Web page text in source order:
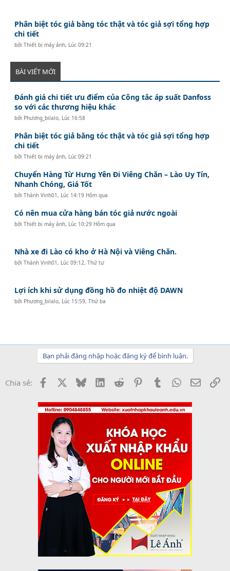
Phân biệt tóc giả bằng tóc thật và tóc giả sợi tổng hợp
chi tiết
bởiThiết bị máy ảnh, Lúc 09:21
BÀI VIẾT MỚI
Đánh giá chi tiết ưu điểm của Công tắc áp suất Danfoss
so với các thương hiệu khác
bởi Phương_bilalo, Lúc 16:58
Phân biệt tóc giả bằng tóc thật và tóc giả sợi tổng hợp
chi tiết
bởiThiết bị máy ảnh, Lúc 09:21
Chuyển Hàng Từ Hưng Yên Đi Viêng Chăn – Lào Uy Tín,
Nhanh Chóng, Giá Tốt
bởiThành Vinh01 , Lúc 14:19 Hôm qua
Có nên mua cửa hàng bán tóc giả nước ngoài
bởiThiết bị máy ảnh, Lúc 10:29 Hôm qua
Nhà xe đi Lào có kho ở Hà Nội và Viêng Chăn.
bởiThành Vinh01 , Lúc 09:12, Thứ tư
Lợi ích khi sử dụng đồng hồ đo nhiệt độ DAWN
bởi Phương_bilalo, Lúc 15:59, Thứ ba
Bạn phải đăng nhập hoặc đăng ký để bình luận.
Chia sẻ: Facebook BlueskyLinkedInReddit PinterestTumblrWhatsApp
Email